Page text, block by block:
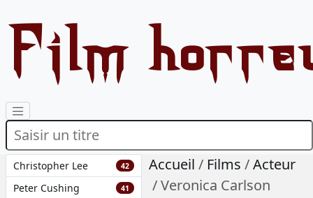
Film
Christopher Lee 42
Peter Cushing 41
Accueil Films
Acteur
Veronica Carlson